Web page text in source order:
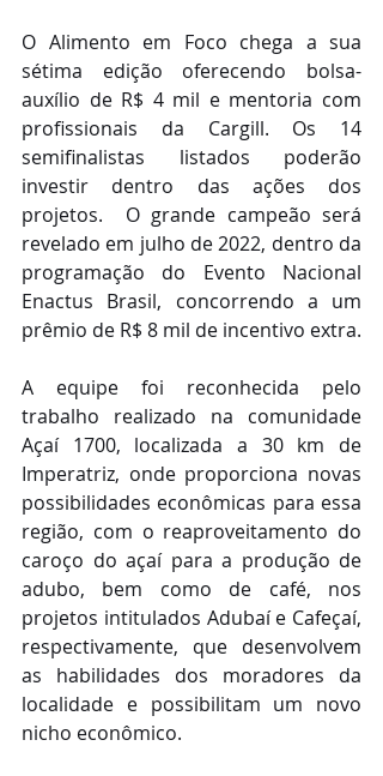
O Alimento em Foco chega a sua
sétima edição oferecendo bolsa-
auxílio de R$ 4 mil e mentoria com
profissionais da Cargill. Os 14
semifinalistas listados poderão
investir dentro das ações dos
projetos.  O grande campeão será
revelado em julho de 2022, dentro da
programação do Evento Nacional
Enactus Brasil, concorrendo a um
prêmio de R$ 8 mil de incentivo extra.
A equipe foi reconhecida pelo
trabalho realizado na comunidade
Açaí 1700, localizada a 30 km de
Imperatriz, onde proporciona novas
possibilidades econômicas para essa
região, com o reaproveitamento do
caroço do açaí para a produção de
adubo, bem como de café, nos
projetos intitulados Adubaí e Cafeçaí,
respectivamente, que desenvolvem
as habilidades dos moradores da
localidade e possibilitam um novo
nicho econômico.